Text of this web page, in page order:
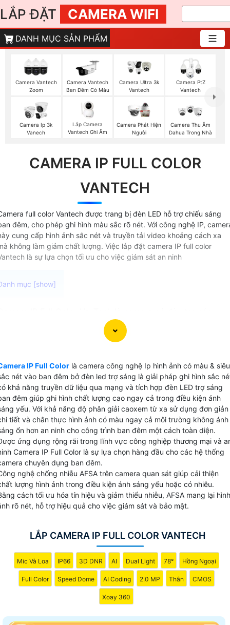
LẮP ĐẶT CAMERA WIFI
DANH MỤC SẢN PHẨM
Camera Vantech
Zoom
Camera Vantech
Ban Đêm Có Màu
Camera Ultra 3k
Vantech
Camera PtZ
Vantech
Camera Ip 3k
Vanech
Lắp Camera
Vantech Ghi Âm
Camera Phát Hiện
Người
Camera Thu Âm
Dahua Trong Nhà
CAMERA IP FULL COLOR
VANTECH
full color Vantech được trang bị đèn LED hỗ trợ chiếu sáng
đêm, cho phép ghi hình màu sắc rõ nét. Với công nghệ IP,
cung cấp hình ảnh sắc nét và truyền tải video khoảng cách xa
không làm giảm chất lượng. Việc lắp đặt camera IP full color
là sự lựa chọn tối ưu cho việc giám sát an ninh
dữ liệu qua mạng với khả năng ghi hình chất lượng
nét vào ban đêm ngay cả trong điều kiện ánh sáng yếu,
cho gia đình và doanh nghiệp một cách hiệu quả. với
năng ghi hình chuẩn nén H.265+ tiết kiệm băng thông
sẽ không bỏ lỡ bất kỳ chi tiết nào quan trọng trong
quan sát. Hãy trải nghiệm sự tiện lợi và chất lượng
Camera IP Full Color VanTech để bảo vệ tài sản và
thân của bạn ngay hôm nay. Camera IP Full Color
thường có các thông số nhưChuẩn nén H265+Độ
giải 4 Megapixel cảm biến CMOS
Công nghệ AI-ISP
Chống ngược
WDR (120dB)Chuẩn tương thích ONVIF
Tích hợp mic
IP Full Color là camera công nghệ Ip hình ảnh có màu & siêu
nét vào ban đêm bở đèn led trợ sáng là giải pháp ghi hình sắc
khả năng truyền dữ liệu qua mạng và tích hợp đèn LED trợ sáng
đêm giúp ghi hình chất lượng cao ngay cả trong điều kiện ánh
yếu. Với khả năng độ phân giải caoxem từ xa sử dụng đơn giản
tiết và chân thực hình ảnh có màu ngay cả môi trường không ánh
ổn hơn an ninh cho công trình ban đêm một cách toàn diện.
ứng dụng rộng rãi trong lĩnh vực công nghiệp thương mại và
Camera IP Full Color là sự lựa chọn hàng đầu cho các hệ thống
chuyên dụng ban đêm.
nghệ chống nhiễu AFSA trên camera quan sát giúp cải thiện
lượng hình ảnh trong điều kiện ánh sáng yếu hoặc có nhiễu.
cách tối ưu hóa tín hiệu và giảm thiểu nhiễu, AFSA mang lại hình
rõ nét, hỗ trợ hiệu quả cho việc giám sát và bảo mật.
LẮP CAMERA IP FULL COLOR VANTECH
Mic Và Loa IP66 3D DNR AI Dual Light 78° Hồng Ngoại
Full Color Speed Dome AI Coding 2.0 MP Thân CMOS
Xoay 360